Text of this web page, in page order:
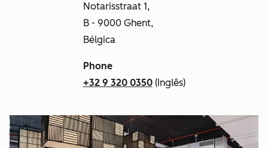
Notarisstraat 1,
B - 9000 Ghent,
Bélgica
Phone
+32 9 320 0350(Inglês)